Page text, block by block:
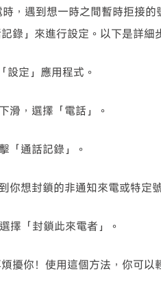
，遇到想一時之間暫時拒接
錄」來進行設定。以下是詳細
設定」應用程式。
滑，選擇「電話」。
「通話記錄」。
你想封鎖的非通知來電或特定
擇「封鎖此來電者」。
擾你！使用這個方法，你可